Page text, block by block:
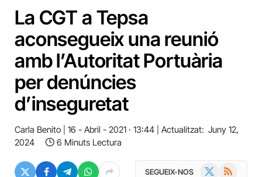
La CGT a Tepsa
aconsegueix una reunió
amb l’Autoritat Portuària
per denúncies
d’inseguretat
Carla Benito 16 - Abril - 2021 · 13:44 Actualitzat: Juny 12,
2024
6 Minuts Lectura
SEGUEIX-NOS RSS